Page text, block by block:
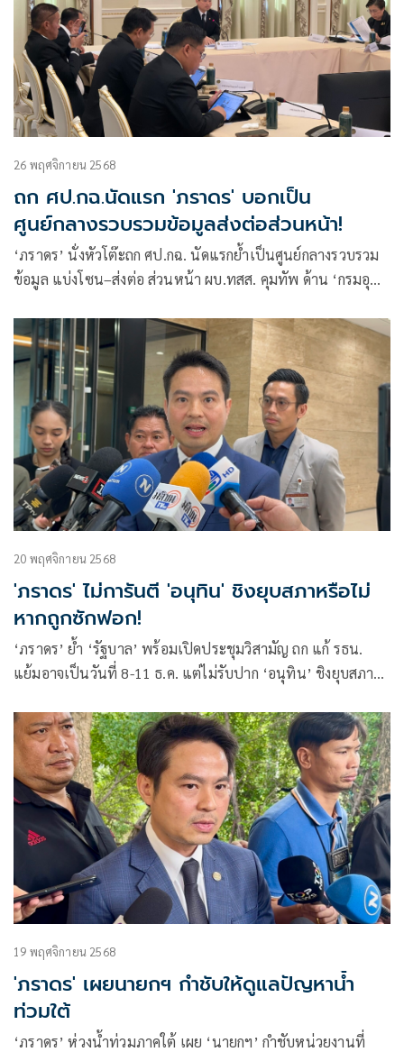
26 พฤศจิกายน 2568
ถก ศป.กฉ.นัดแรก 'ภราดร' บอกเป็น
ศูนย์กลางรวบรวมข้อมูลส่งต่อส่วนหน้า!
‘ภราดร’ นั่งหัวโต๊ะถก ศป.กฉ. นัดแรกย้ำเป็นศูนย์กลางรวบรวม
ข้อมูล แบ่งโซน–ส่งต่อ ส่วนหน้า ผบ.ทสส. คุมทัพ ด้าน ‘กรมอุ
20 พฤศจิกายน 2568
'ภราดร' ไม่การันตี 'อนุทิน' ชิงยุบสภาหรือไม่
หากถูกซักฟอก!
‘ภราดร’ ย้ำ ‘รัฐบาล’ พร้อมเปิดประชุมวิสามัญ ถก แก้ รธน.
แย้มอาจเป็นวันที่ 8-11 ธ.ค. แต่ไม่รับปาก ‘อนุทิน’ ชิงยุบสภา
19 พฤศจิกายน 2568
'ภราดร' เผยนายกฯ กำชับให้ดูแลปัญหาน้ำ
ท่วมใต้
‘ภราดร’ ห่วงน้ำท่วมภาคใต้ เผย ‘นายกฯ’ กำชับหน่วยงานที่